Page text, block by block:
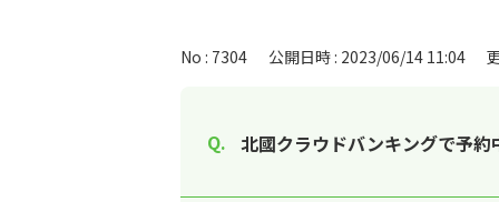
No : 7304 公開日時 : 2023/06/14 11:04
北國クラウドバンキングで予